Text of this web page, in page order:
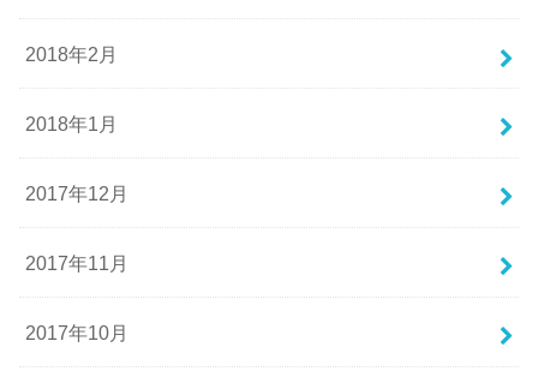
2018年2月
2018年1月
2017年12月
2017年11月
2017年10月